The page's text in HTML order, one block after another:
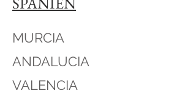
MURCIA
ANDALUCIA
VALENCIA